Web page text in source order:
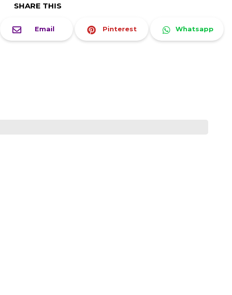
SHARE THIS
Email Pinterest Whatsapp